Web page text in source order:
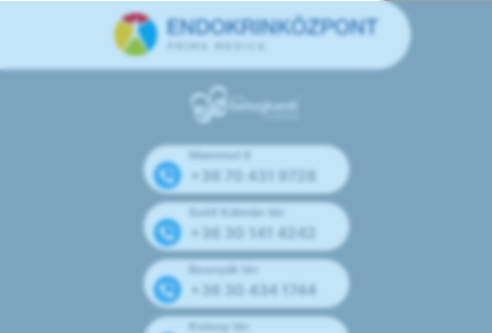
Mammut II
+36 70 431 9728
Széll Kálmán tér
+36 30 141 4242
Bosnyák tér
+36 30 434 1744
Kolosy tér